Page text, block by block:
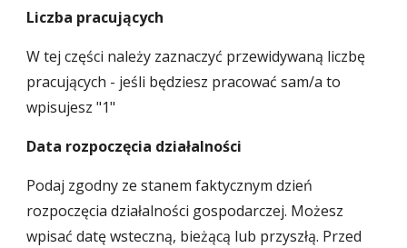
Liczba pracujących
W tej części należy zaznaczyć przewidywaną liczbę
pracujących - jeśli będziesz pracować sam/a to
wpisujesz "1"
Data rozpoczęcia działalności
Podaj zgodny ze stanem faktycznym dzień
rozpoczęcia działalności gospodarczej. Możesz
wpisać datę wsteczną, bieżącą lub przyszłą. Przed